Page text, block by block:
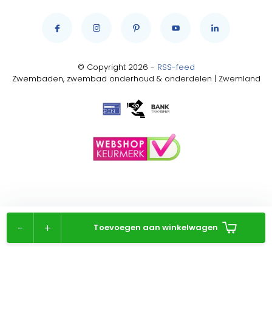
+
- Toevoegen aan winkelwagen
© Copyright 2026 - RSS-feed
Zwembaden, zwembad onderhoud & onderdelen | Zwemland